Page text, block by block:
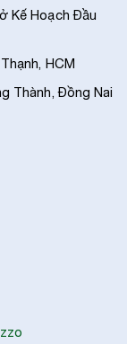
Kế Hoạch Đầu
HCM
Thành, Đồng Nai